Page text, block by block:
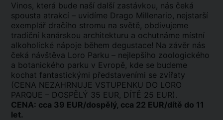
Vinos, která bude naší další zastávkou, nás čeká
spousta atrakcí – uvidíme Drago Millenario, nejstarší
exemplář dračího stromu na světě, obdivujeme
tradiční kanárskou architekturu a ochutnáme místní
alkoholické nápoje během degustace! Na závěr nás
čeká návštěva Loro Parku – nejlepšího zoologického
a botanického parku v Evropě, kde se budeme
kochat fantastickými představeními se zvířaty
(CENA NEZAHRNUJE VSTUPENKU DO LORO
PARQUE – DOSPĚLÝ 35 EUR, DÍTĚ 25 EUR).
CENA: cca 39 EUR/dospělý, cca 22 EUR/dítě do 11
let.